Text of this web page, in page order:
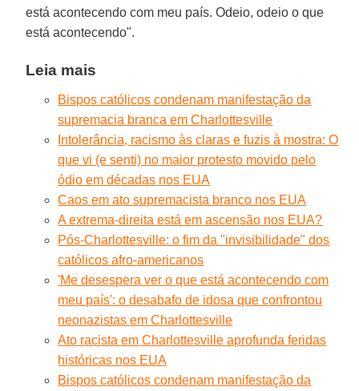
está acontecendo com meu país. Odeio, odeio o que
está acontecendo".
Leia mais
Bispos católicos condenam manifestação da
supremacia branca em Charlottesville
Intolerância, racismo às claras e fuzis à mostra: O
que vi (e senti) no maior protesto movido pelo
ódio em décadas nos EUA
Caos em ato supremacista branco nos EUA
A extrema-direita está em ascensão nos EUA?
Pós-Charlottesville: o fim da "invisibilidade" dos
católicos afro-americanos
'Me desespera ver o que está acontecendo com
meu país': o desabafo de idosa que confrontou
neonazistas em Charlottesville
Ato racista em Charlottesville aprofunda feridas
históricas nos EUA
Bispos católicos condenam manifestação da